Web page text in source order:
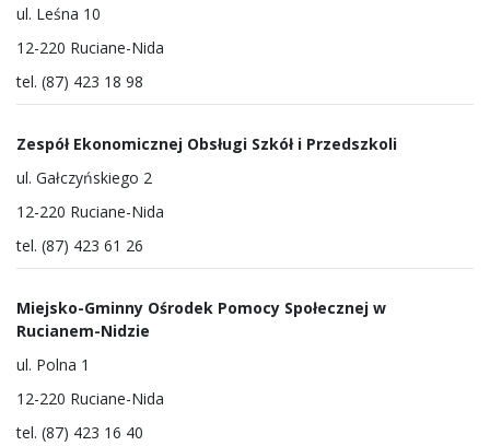
ul. Leśna 10
12-220 Ruciane-Nida
tel. (87) 423 18 98
Zespół Ekonomicznej Obsługi Szkół i Przedszkoli
ul. Gałczyńskiego 2
12-220 Ruciane-Nida
tel. (87) 423 61 26
Miejsko-Gminny Ośrodek Pomocy Społecznej w
Rucianem-Nidzie
ul. Polna 1
12-220 Ruciane-Nida
tel. (87) 423 16 40